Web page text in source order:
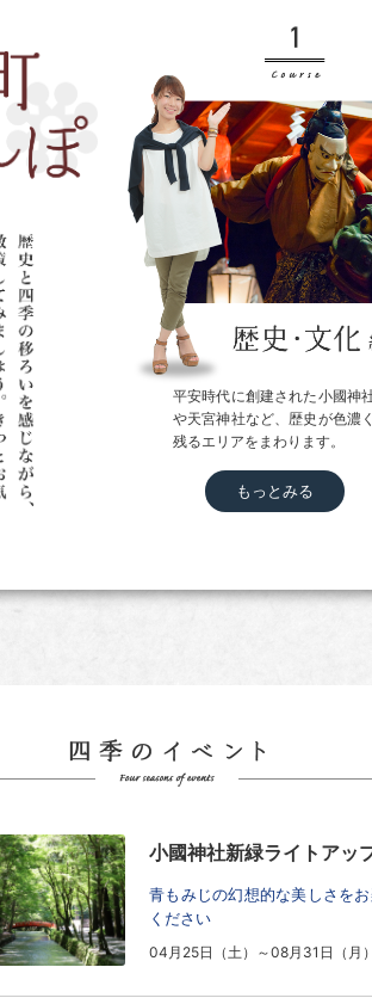
平安時代に創建された小國神
や天宮神社など、歴史が色濃く
残るエリアをまわります。
もっとみる
小國神社新緑ライトアッ
青もみじの幻想的な美しさを
ください
04月25日（土）～08月31日（月）